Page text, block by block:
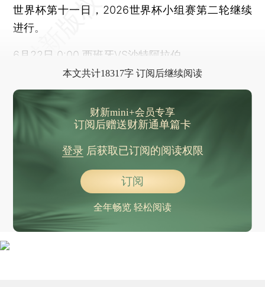
“好奇”纸尿裤公布甲酰胺检测结果，称未检出甲酰胺
“卡牌大师”马宁首次主哨世界杯比赛，掏了6张黄牌
美国洛杉矶进入紧急状态
梅洛尼回应特朗普：我的支持率“与特朗普无关”，他应“把注意力放在自己的支持率上”
多名中国公民被缅甸警方拘捕，中使馆提醒
1.6吨粽子，被海关查获
上影节金爵奖获奖名单出炉，张颂文获最佳男演员
世界杯第十一日，2026世界杯小组赛第二轮继续
进行。
6月22日 0:00 西班牙VS沙特阿拉伯
本文共计18317字 订阅后继续阅读
财新mini+会员专享
订阅后赠送财新通单篇卡
登录后获取已订阅的阅读权限
订阅
全年畅览 轻松阅读